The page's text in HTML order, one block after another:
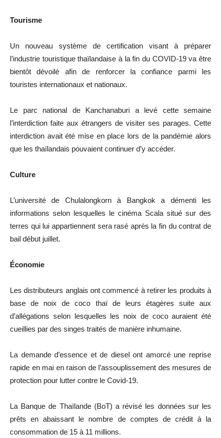
Tourisme
Un nouveau système de certification visant à préparer
l’industrie touristique thaïlandaise à la fin du COVID-19 va être
bientôt dévoilé afin de renforcer la confiance parmi les
touristes internationaux et nationaux.
Le parc national de Kanchanaburi a levé cette semaine
l’interdiction faite aux étrangers de visiter ses parages. Cette
interdiction avait été mise en place lors de la pandémie alors
que les thaïlandais pouvaient continuer d’y accéder.
Culture
L’université de Chulalongkorn à Bangkok a démenti les
informations selon lesquelles le cinéma Scala situé sur des
terres qui lui appartiennent sera rasé après la fin du contrat de
bail début juillet.
Économie
Les distributeurs anglais ont commencé à retirer les produits à
base de noix de coco thaï de leurs étagères suite aux
d’allégations selon lesquelles les noix de coco auraient été
cueillies par des singes traités de manière inhumaine.
La demande d’essence et de diesel ont amorcé une reprise
rapide en mai en raison de l’assouplissement des mesures de
protection pour lutter contre le Covid-19.
La Banque de Thaïlande (BoT) a révisé les données sur les
prêts en abaissant le nombre de comptes de crédit à la
consommation de 15 à 11 millions.